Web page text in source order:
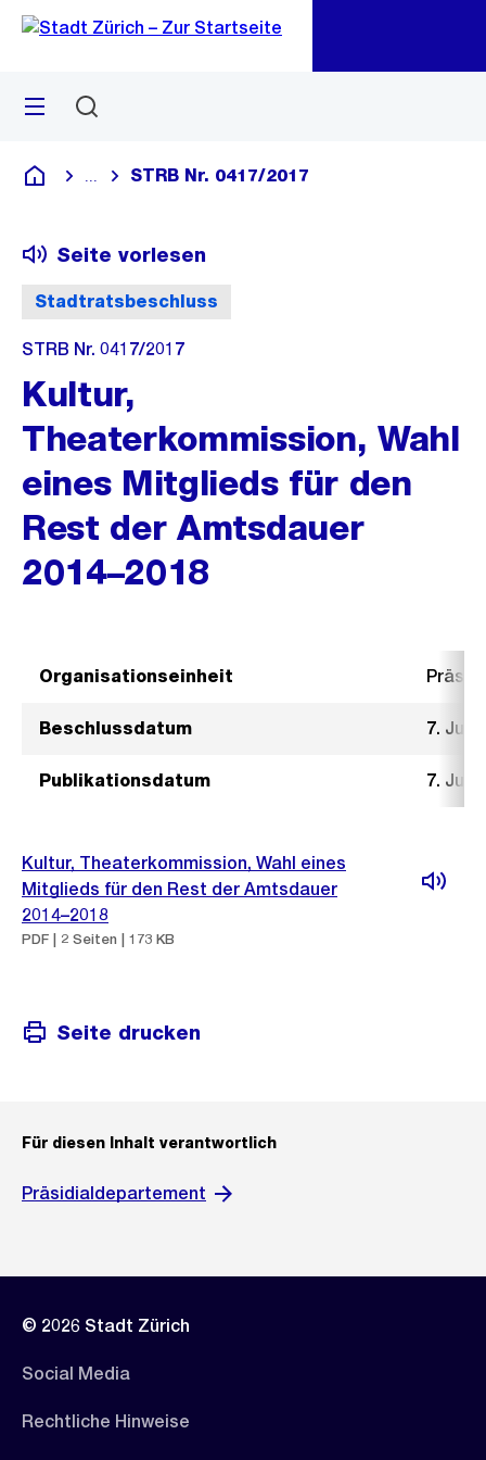
Navigation
Sprunglink
Menü
Deutsch
Blende alle Breadcrumbs ein
STRB Nr. 0417/2017
Stadtratsbeschluss
Seite vorlesen
STRB Nr. 0417/2017
Kultur,
Theaterkommission, Wahl
eines Mitglieds für den
Rest der Amtsdauer
2014–2018
Organisationseinheit
Beschlussdatum 7. Juni
Publikationsdatum 7. Juni
Kultur, Theaterkommission, Wahl eines
Mitglieds für den Rest der Amtsdauer
2014–2018
PDF | 2 Seiten | 173 KB
Seite drucken
Für diesen Inhalt verantwortlich
Präsidialdepartement
© 2026 Stadt Zürich
Social Media
Rechtliche Hinweise